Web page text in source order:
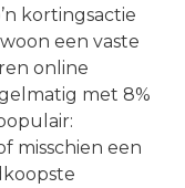
kortingsactie
een vaste
online
met 8%
misschien een